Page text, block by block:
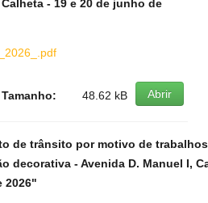
- 19 e 20 de junho de
Abrir
Tamanho: 48.62 kB
de trânsito por motivo de
decorativa - Avenida D. Manuel I,
2026"